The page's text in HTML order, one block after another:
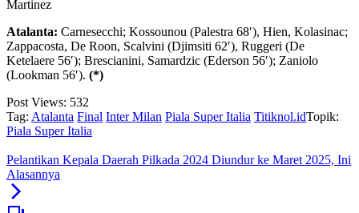
Martinez
Atalanta: Carnesecchi; Kossounou (Palestra 68′), Hien, Kolasinac;
Zappacosta, De Roon, Scalvini (Djimsiti 62′), Ruggeri (De
Ketelaere 56′); Brescianini, Samardzic (Ederson 56′); Zaniolo
(Lookman 56′). (*)
Post Views: 532
Tag: Atalanta Final Inter Milan Piala Super Italia Titiknol.idTopik:
Piala Super Italia
Pelantikan Kepala Daerah Pilkada 2024 Diundur ke Maret 2025, Ini
Alasannya